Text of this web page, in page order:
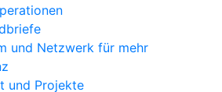
und Netzwerk für mehr
und Projekte